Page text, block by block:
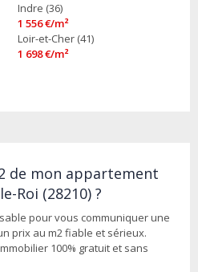
Indre (36)
1 556 €/m²
Loir-et-Cher (41)
1 698 €/m²
de mon appartement
Roi (28210) ?
pour vous communiquer une
prix au m2 fiable et sérieux.
100% gratuit et sans